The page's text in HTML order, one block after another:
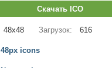
Скачать ICO
48x48 Загрузок: 616
48px icons